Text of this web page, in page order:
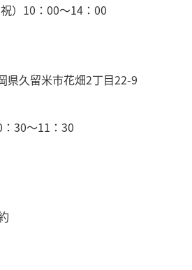
）10：00～14：00
県久留米市花畑2丁目22-9
：30～11：30